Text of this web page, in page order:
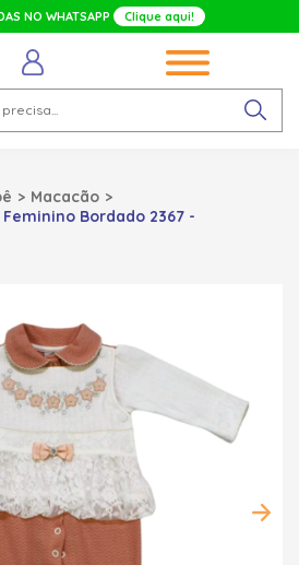
NO WHATSAPP Clique aqui!
Macacão
Bordado 2367 -